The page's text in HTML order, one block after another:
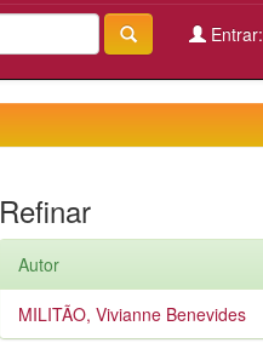
Entrar:
Refinar
Autor
MILITÃO, Vivianne Benevides